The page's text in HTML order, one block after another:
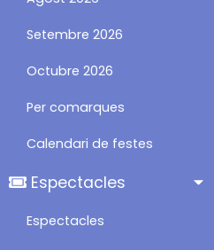
Setembre 2026
Octubre 2026
Per comarques
Calendari de festes
Espectacles
Espectacles